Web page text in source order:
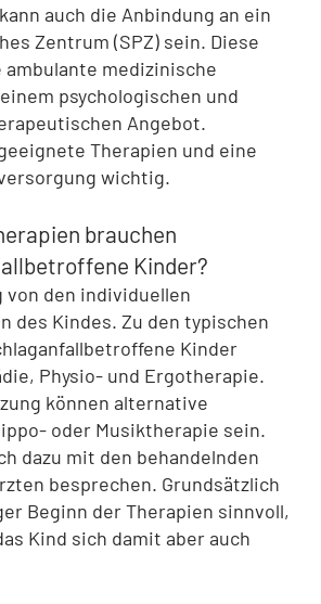
auch die Anbindung an ein
Zentrum (SPZ) sein. Diese
medizinische
psychologischen und
Angebot.
Therapien und eine
wichtig.
brauchen
Kinder?
von den individuellen
des Kindes. Zu den typischen
Kinder
Physio- und Ergotherapie.
können alternative
oder Musiktherapie sein.
dazu mit den behandelnden
besprechen. Grundsätzlich
Beginn der Therapien sinnvoll,
Kind sich damit aber auch